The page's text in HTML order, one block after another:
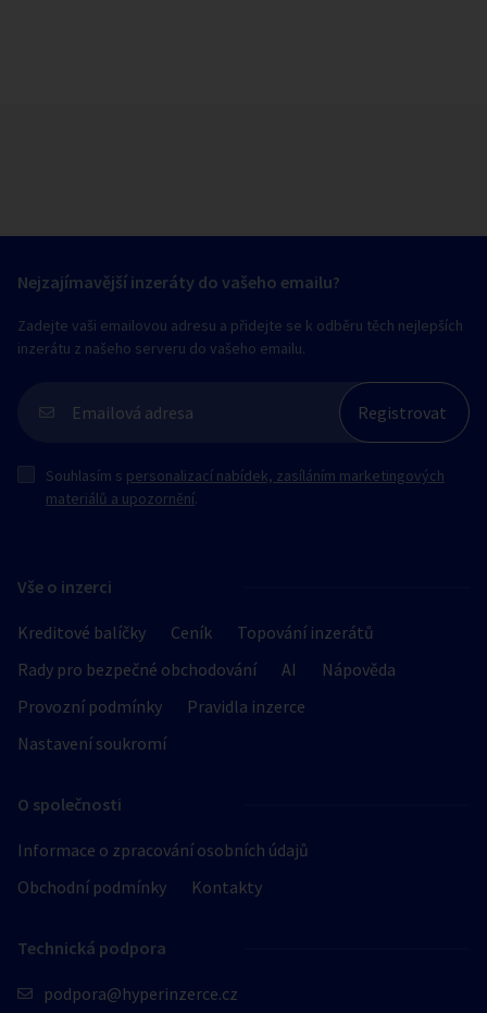
Vše o inzerci
Kreditové balíčky Ceník
Topování inzerátů
Rady pro bezpečné obchodování
AI
Nápověda
Provozní podmínky
Pravidla inzerce
Nastavení soukromí
O společnosti
Informace o zpracování osobních údajů
Obchodní podmínky
Kontakty
Technická podpora
podpora@hyperinzerce.cz
Nejzajímavější inzeráty do vašeho emailu?
Zadejte vaši emailovou adresu a přidejte se k odběru těch nejlepších
inzerátu z našeho serveru do vašeho emailu.
Souhlasím s personalizací nabídek, zasíláním marketingových
materiálů a upozornění.